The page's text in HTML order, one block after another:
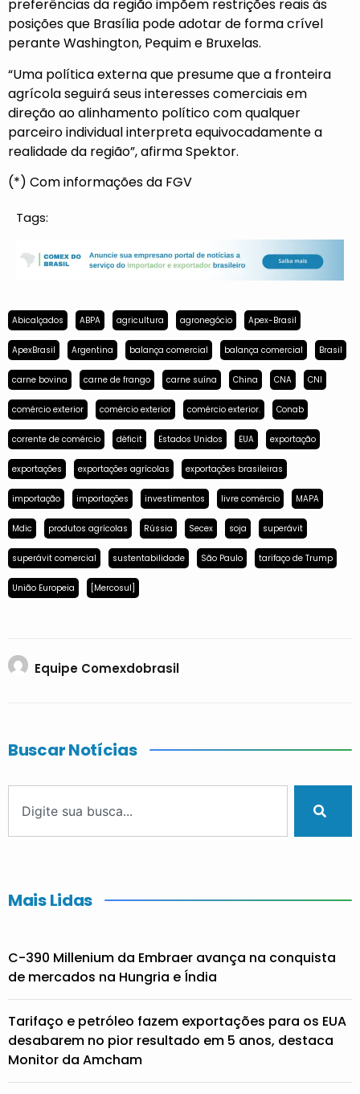
preferências da região impõem restrições reais às
posições que Brasília pode adotar de forma crível
perante Washington, Pequim e Bruxelas.
“Uma política externa que presume que a fronteira
agrícola seguirá seus interesses comerciais em
direção ao alinhamento político com qualquer
parceiro individual interpreta equivocadamente a
realidade da região”, afirma Spektor.
(*) Com informações da FGV
Tags:
Abicalçados ABPA agricultura agronegócio Apex-Brasil
ApexBrasil Argentina balança comercial balança comercial Brasil
carne bovina carne de frango carne suína China CNA CNI
comércio exterior comércio exterior comércio exterior. Conab
corrente de comércio déficit Estados Unidos EUA exportação
exportações exportações agrícolas exportações brasileiras
importação importações investimentos livre comércio MAPA
Mdic produtos agrícolas Rússia Secex soja superávit
superávit comercial sustentabilidade São Paulo tarifaço de Trump
União Europeia [Mercosul]
Equipe Comexdobrasil
Buscar Notícias
Mais Lidas
C-390 Millenium da Embraer avança na conquista
de mercados na Hungria e Índia
Tarifaço e petróleo fazem exportações para os EUA
desabarem no pior resultado em 5 anos, destaca
Monitor da Amcham